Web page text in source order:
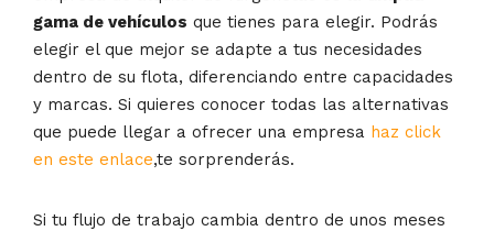
gama de vehículos que tienes para elegir. Podrás
elegir el que mejor se adapte a tus necesidades
dentro de su flota, diferenciando entre capacidades
y marcas. Si quieres conocer todas las alternativas
que puede llegar a ofrecer una empresa haz click
en este enlace,te sorprenderás.
Si tu flujo de trabajo cambia dentro de unos meses